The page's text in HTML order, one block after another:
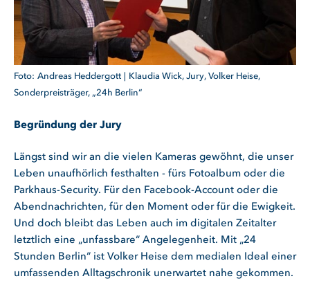
Andreas Heddergott
Klaudia Wick, Jury, Volker Heise,
Sonderpreisträger, „24h Berlin“
Begründung der Jury
Längst sind wir an die vielen Kameras gewöhnt, die unser
Leben unaufhörlich festhalten - fürs Fotoalbum oder die
Parkhaus-Security. Für den Facebook-Account oder die
Abendnachrichten, für den Moment oder für die Ewigkeit.
Und doch bleibt das Leben auch im digitalen Zeitalter
letztlich eine „unfassbare“ Angelegenheit. Mit „24
Stunden Berlin“ ist Volker Heise dem medialen Ideal einer
umfassenden Alltagschronik unerwartet nahe gekommen.